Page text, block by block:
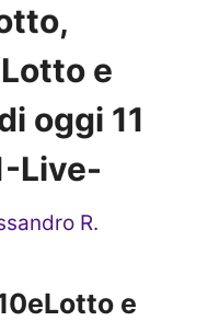
e
oggi 11
Live-
R.
e